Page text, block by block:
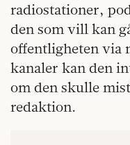
radiostationer,
den som vill kan
offentligheten via
kanaler kan den
om den skulle
redaktion.